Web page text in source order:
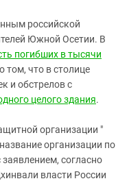
российской
Южной Осетии. В
погибших в тысячи
том, что в столице
и обстрелов с
целого здания.
организации "
организации по
согласно
власти России